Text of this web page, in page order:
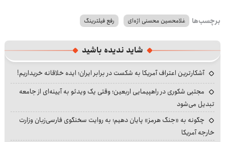
برچسب‌ها غلامحسین محسنی اژه‌ای رفع فیلترینگ
شاید ندیده باشید
آشکارترین اعتراف آمریکا به شکست در برابر ایران؛ ایده خلاقانه خریداریم!
مجتبی شکوری در راهپیمایی اربعین؛ وقتی یک ویدئو به آیینه‌ای از جامعه
تبدیل می‌شود
چگونه به «جنگ هرمز» پایان دهیم؛ به روایت سخنگوی فارسی‌زبان وزارت
خارجه آمریکا